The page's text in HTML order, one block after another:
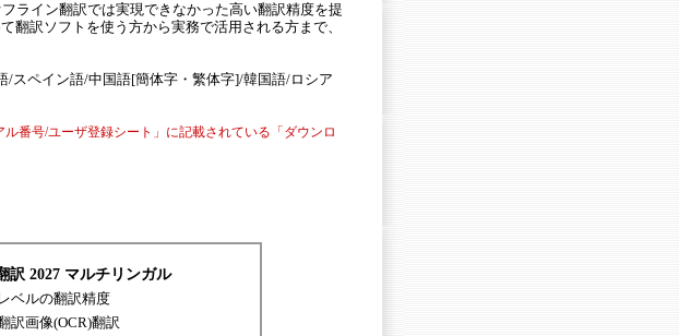
ライン翻訳では実現できなかった高い翻訳精度を提
翻訳ソフトを使う方から実務で活用される方まで、
スペイン語/中国語[簡体字・繁体字]/韓国語/ロシア
番号/ユーザ登録シート」に記載されている「ダウンロ
訳 2027 マルチリンガル
ベルの翻訳精度
訳画像(OCR)翻訳